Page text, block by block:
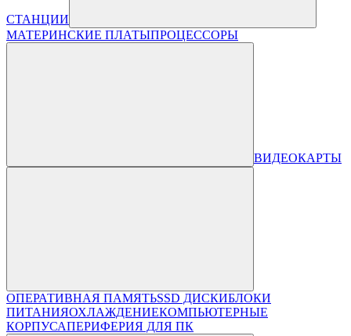
СТАНЦИИ
МАТЕРИНСКИЕ ПЛАТЫПРОЦЕССОРЫ
ВИДЕОКАРТЫ
ОПЕРАТИВНАЯ ПАМЯТЬSSD ДИСКИБЛОКИ
ПИТАНИЯОХЛАЖДЕНИЕКОМПЬЮТЕРНЫЕ
КОРПУСАПЕРИФЕРИЯ ДЛЯ ПК